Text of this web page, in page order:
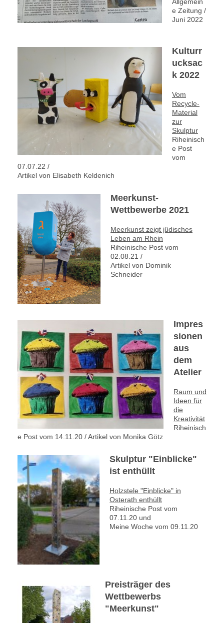
e Zeitung /
Juni 2022
Kulturr
ucksac
k 2022
Vom
Recycle-
Material
zur
Skulptur
Riheinisch
e Post
vom
07.07.22 /
Artikel von Elisabeth Keldenich
Meerkunst-
Wettbewerbe 2021
Meerkunst zeigt jüdisches
Leben am Rhein
Riheinische Post vom
02.08.21 /
Artikel von Dominik
Schneider
Impres
sionen
aus
dem
Atelier
Raum und
Ideen für
die
Kreativität
Riheinisch
e Post vom 14.11.20 / Artikel von Monika Götz
Skulptur "Einblicke"
ist enthüllt
Holzstele "Einblicke" in
Osterath enthüllt
Riheinische Post vom
07.11.20 und
Meine Woche vom 09.11.20
Preisträger des
Wettbewerbs
"Meerkunst"